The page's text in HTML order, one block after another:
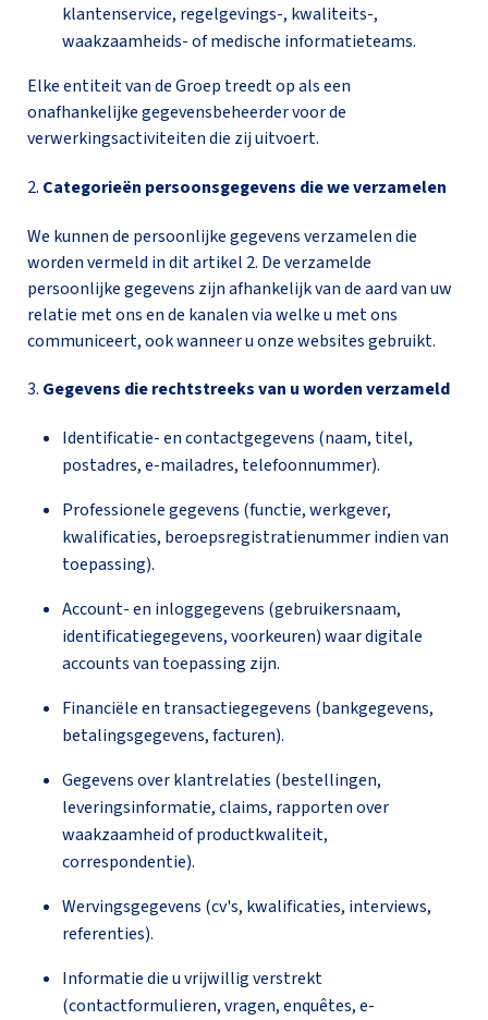
klantenservice, regelgevings-, kwaliteits-,
waakzaamheids- of medische informatieteams.
Elke entiteit van de Groep treedt op als een
onafhankelijke gegevensbeheerder voor de
verwerkingsactiviteiten die zij uitvoert.
2. Categorieën persoonsgegevens die we verzamelen
We kunnen de persoonlijke gegevens verzamelen die
worden vermeld in dit artikel 2. De verzamelde
persoonlijke gegevens zijn afhankelijk van de aard van uw
relatie met ons en de kanalen via welke u met ons
communiceert, ook wanneer u onze websites gebruikt.
3. Gegevens die rechtstreeks van u worden verzameld
Identificatie- en contactgegevens (naam, titel,
postadres, e-mailadres, telefoonnummer).
Professionele gegevens (functie, werkgever,
kwalificaties, beroepsregistratienummer indien van
toepassing).
Account- en inloggegevens (gebruikersnaam,
identificatiegegevens, voorkeuren) waar digitale
accounts van toepassing zijn.
Financiële en transactiegegevens (bankgegevens,
betalingsgegevens, facturen).
Gegevens over klantrelaties (bestellingen,
leveringsinformatie, claims, rapporten over
waakzaamheid of productkwaliteit,
correspondentie).
Wervingsgegevens (cv's, kwalificaties, interviews,
referenties).
Informatie die u vrijwillig verstrekt
(contactformulieren, vragen, enquêtes, e-